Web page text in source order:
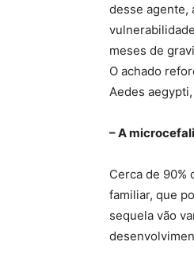
desse agente,
meses de
O achado
Aedes
– A
Cerca de 90%
familiar, que
sequela vão